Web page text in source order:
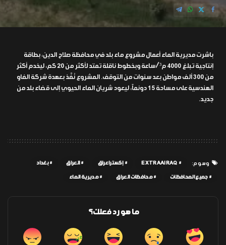
باشرت مديرية الماء أعمال مشروع ماء بلد في محافظة صلاح الدين، بطاقة
إنتاجية تبلغ 4000 م³/ساعة وبخطوط ناقلة تمتد لأكثر من 20 كم، ليخدم أكثر
من 300 ألف مواطن بعد سنوات من التوقف. المشروع نُفِّذ بعهدة شركة الفاو
الهندسية على مساحة 15 دونماً، ليعود شريان الماء الحيوي إلى قضاء بلد من
جديد.
وسوم: EXTRAAIRAQ إكسترا عراق العراق بغداد
جميع المحافظات محافظات العراق مديرية الماء
ما هو رد فعلك؟